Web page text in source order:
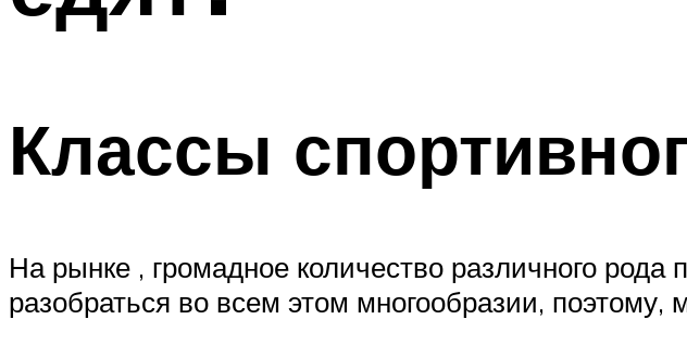
Классы
На рынке , громадное количество различного
разобраться во всем этом многообразии,